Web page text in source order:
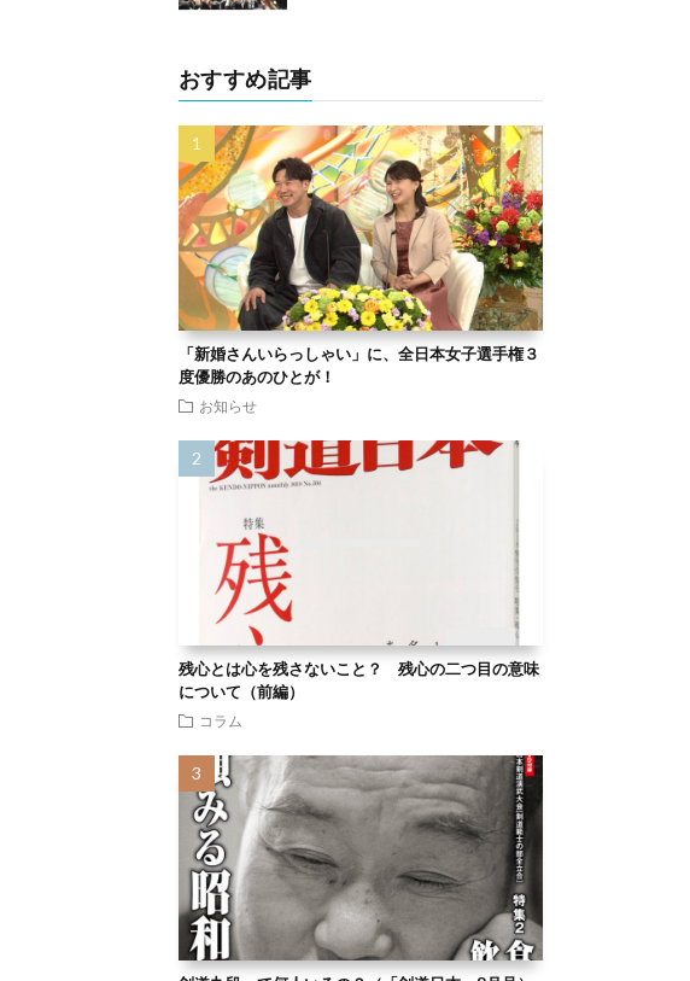
おすすめ記事
「新婚さんいらっしゃい」に、全日本女子選手権３
度優勝のあのひとが！
お知らせ
残心とは心を残さないこと？ 残心の二つ目の意味
について（前編）
コラム